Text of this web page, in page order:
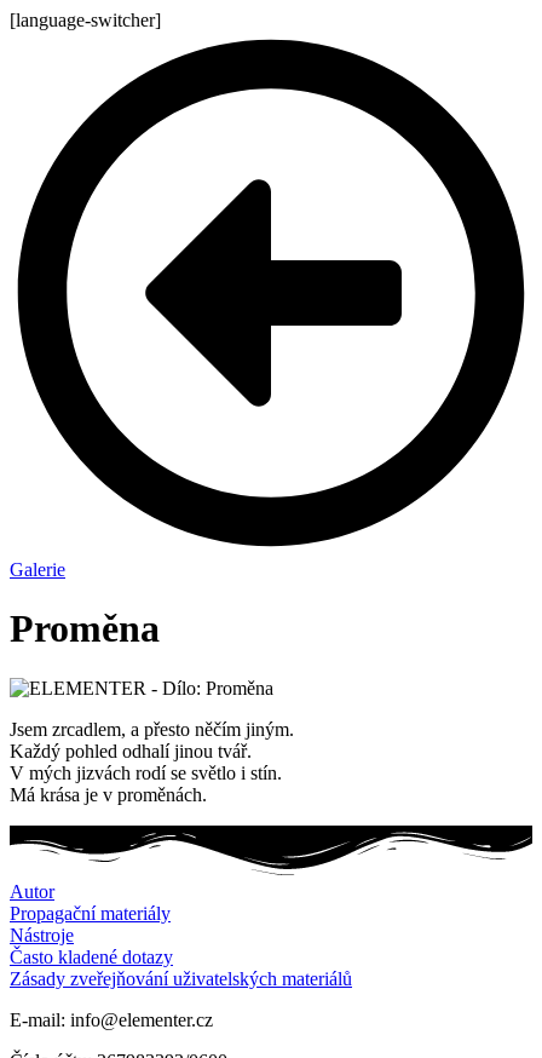
[language-switcher]
Galerie
Proměna
Jsem zrcadlem, a přesto něčím jiným.
Každý pohled odhalí jinou tvář.
V mých jizvách rodí se světlo i stín.
Má krása je v proměnách.
Autor
Propagační materiály
Nástroje
Často kladené dotazy
Zásady zveřejňování uživatelských materiálů
E-mail: info@elementer.cz